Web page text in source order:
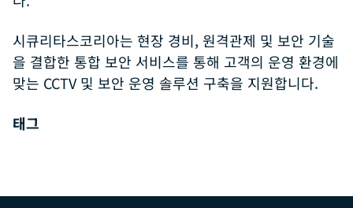
시큐리타스코리아는 현장 경비, 원격관제 및 보안 기술
을 결합한 통합 보안 서비스를 통해 고객의 운영 환경에
맞는 CCTV 및 보안 운영 솔루션 구축을 지원합니다.
태그